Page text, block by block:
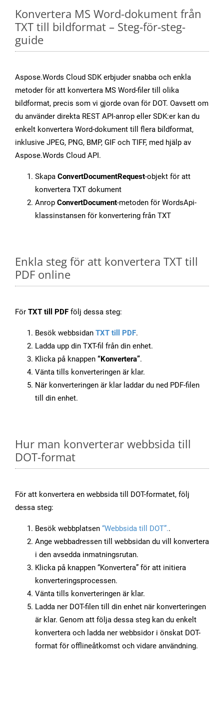
Konvertera MS Word-dokument från
TXT till bildformat – Steg-för-steg-
guide
Aspose.Words Cloud SDK erbjuder snabba och enkla
metoder för att konvertera MS Word-filer till olika
bildformat, precis som vi gjorde ovan för DOT. Oavsett om
du använder direkta REST API-anrop eller SDK:er kan du
enkelt konvertera Word-dokument till flera bildformat,
inklusive JPEG, PNG, BMP, GIF och TIFF, med hjälp av
Aspose.Words Cloud API.
Skapa ConvertDocumentRequest-objekt för att
konvertera TXT dokument
Anrop ConvertDocument-metoden för WordsApi-
klassinstansen för konvertering från TXT
Enkla steg för att konvertera TXT till
PDF online
För TXT till PDF följ dessa steg:
Besök webbsidan TXT till PDF.
Ladda upp din TXT-fil från din enhet.
Klicka på knappen “Konvertera”.
Vänta tills konverteringen är klar.
När konverteringen är klar laddar du ned PDF-filen
till din enhet.
Hur man konverterar webbsida till
DOT-format
För att konvertera en webbsida till DOT-formatet, följ
dessa steg:
Besök webbplatsen “Webbsida till DOT”..
Ange webbadressen till webbsidan du vill konvertera
i den avsedda inmatningsrutan.
Klicka på knappen “Konvertera” för att initiera
konverteringsprocessen.
Vänta tills konverteringen är klar.
Ladda ner DOT-filen till din enhet när konverteringen
är klar. Genom att följa dessa steg kan du enkelt
konvertera och ladda ner webbsidor i önskat DOT-
format för offlineåtkomst och vidare användning.